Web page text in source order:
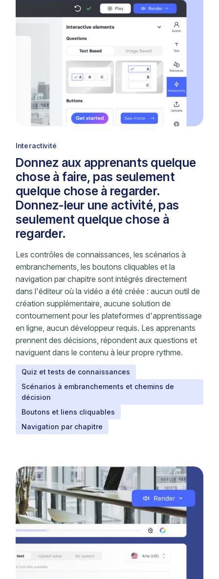
Interactivité
Donnez aux apprenants quelque
chose à faire, pas seulement
quelque chose à regarder.
Donnez-leur une activité, pas
seulement quelque chose à
regarder.
Les contrôles de connaissances, les scénarios à
embranchements, les boutons cliquables et la
navigation par chapitre sont intégrés directement
dans l'éditeur où la vidéo a été créée : aucun outil de
création supplémentaire, aucune solution de
contournement pour les plateformes d'apprentissage
en ligne, aucun développeur requis. Les apprenants
prennent des décisions, répondent aux questions et
naviguent dans le contenu à leur propre rythme.
Quiz et tests de connaissances
Scénarios à embranchements et chemins de
décision
Boutons et liens cliquables
Navigation par chapitre